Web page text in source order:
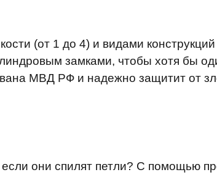
(от 1 до 4) и видами
замками, чтобы хотя бы
МВД РФ и надежно защитит от
они спилят петли? С помощью